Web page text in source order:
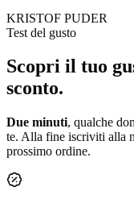
KRISTOF PUDER
Test del gusto
Scopri il tuo
sconto.
Due minuti, qualche
te. Alla fine iscriviti alla
prossimo ordine.